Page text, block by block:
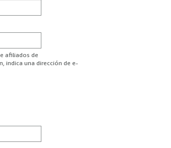
afiliados de
indica una dirección de e-